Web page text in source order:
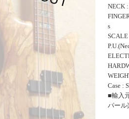
NECK
s
Case :
■輸入
パール